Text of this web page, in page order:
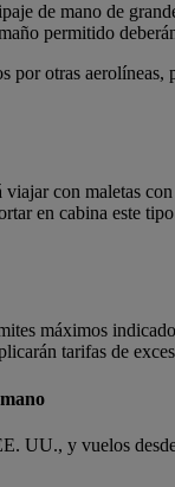
de mano de
permitido
por otras
con maletas
en cabina este
máximos
tarifas de
UU., y vuelos